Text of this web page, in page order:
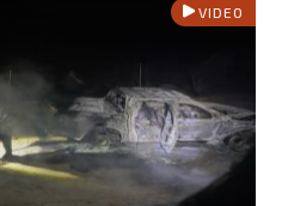
VIDEO